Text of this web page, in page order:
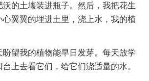
的土壤装进瓶子。然后，我把花生
翼翼的埋进土里，浇上水，我的植
盼望我的植物能早日发芽。每天放学
上去看它们，给它们浇适量的水。